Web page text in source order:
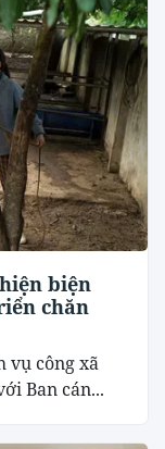
biện
chăn
vụ công xã
Ban cán...